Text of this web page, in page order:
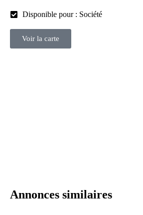
Disponible pour : Société
Voir la carte
Annonces similaires